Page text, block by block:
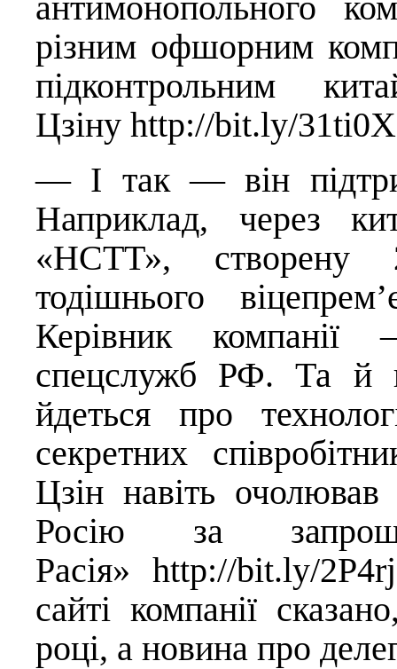
різним офшорним
підконтрольним
Цзіну http://bit.ly/
— І так — він
Наприклад, через
«НСТТ», створену
тодішнього
Керівник компанії
спецслужб РФ. Та й
йдеться про
секретних
Цзін навіть
Росію за
Расія» http://bit.ly/
сайті компанії
році, а новина про